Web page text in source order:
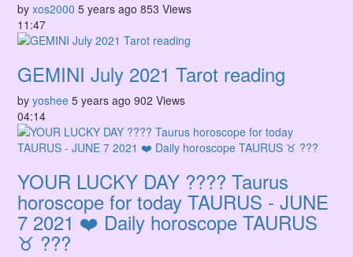
by xos2000 5 years ago 853 Views
11:47
GEMINI July 2021 Tarot reading
by yoshee 5 years ago 902 Views
04:14
YOUR LUCKY DAY ???? Taurus
horoscope for today TAURUS - JUNE
7 2021 ❤️ Daily horoscope TAURUS
♉️ ???